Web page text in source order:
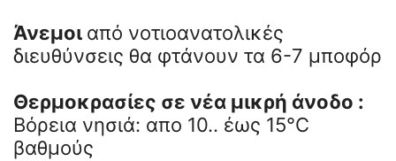
Άνεμοι από νοτιοανατολικές
διευθύνσεις θα φτάνουν τα 6-7 μποφόρ
Θερμοκρασίες σε νέα μικρή άνοδο :
Βόρεια νησιά: απο 10.. έως 15°C
βαθμούς